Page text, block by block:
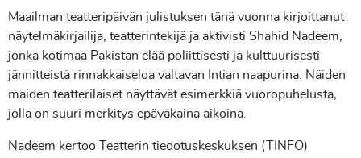
Maailman teatteripäivän julistuksen tänä vuonna kirjoittanut
näytelmäkirjailija, teatterintekijä ja aktivisti Shahid Nadeem,
jonka kotimaa Pakistan elää poliittisesti ja kulttuurisesti
jännitteistä rinnakkaiseloa valtavan Intian naapurina. Näiden
maiden teatterilaiset näyttävät esimerkkiä vuoropuhelusta,
jolla on suuri merkitys epävakaina aikoina.
Nadeem kertoo Teatterin tiedotuskeskuksen (TINFO)